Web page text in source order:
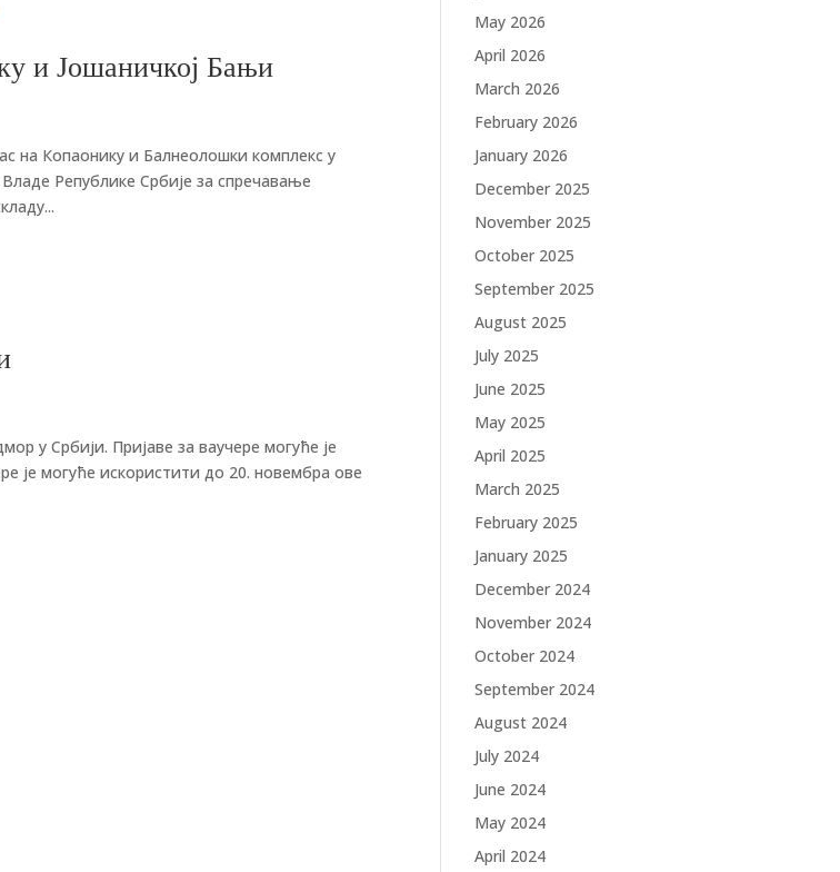
и Јошаничкој Бањи
на Копаонику и Балнеолошки комплекс у
Републике Србије за спречавање
у Србији. Пријаве за ваучере могуће је
је могуће искористити до 20. новембра ове
May 2026
April 2026
March 2026
February 2026
January 2026
December 2025
November 2025
October 2025
September 2025
August 2025
July 2025
June 2025
May 2025
April 2025
March 2025
February 2025
January 2025
December 2024
November 2024
October 2024
September 2024
August 2024
July 2024
June 2024
May 2024
April 2024